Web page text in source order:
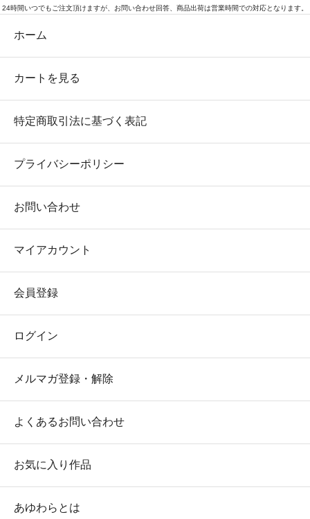
24時間いつでもご注文頂けますが、お問い合わせ回答、商品出荷は営業時間での対応となります。
ホーム
カートを見る
特定商取引法に基づく表記
プライバシーポリシー
お問い合わせ
マイアカウント
会員登録
ログイン
メルマガ登録・解除
よくあるお問い合わせ
お気に入り作品
あゆわらとは